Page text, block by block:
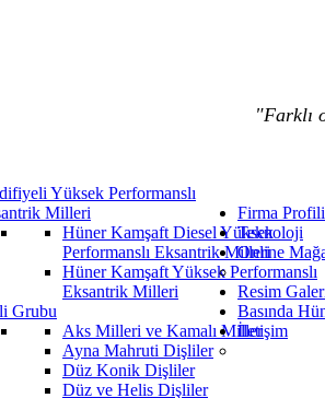
"Farklı
Yüksek Performanslı
Milleri
Hüner Kamşaft Diesel Yüksek
Performanslı Eksantrik Milleri
Hüner Kamşaft Yüksek Performanslı
Eksantrik Milleri
Grubu
Aks Milleri ve Kamalı Miller
Ayna Mahruti Dişliler
Düz Konik Dişliler
Düz ve Helis Dişliler
Firma Profili
Teknoloji
Online
Resim
Basında
İletişim